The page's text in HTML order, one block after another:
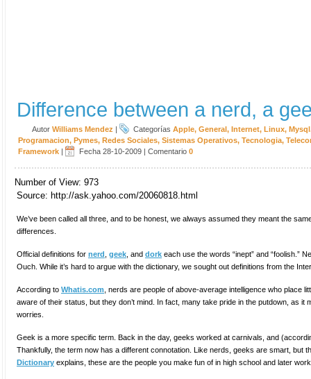
Difference between a nerd, a
Autor Williams Mendez | Categorías Apple, General, Internet, Linux, Mysql
Programacion, Pymes, Redes Sociales, Sistemas Operativos, Tecnologia,
Framework | Fecha 28-10-2009 | Comentario 0
Number of View: 973
Source: http://ask.yahoo.com/20060818.html
We’ve been called all three, and to be honest, we always assumed they meant the
differences.
Official definitions for nerd geek , and dork each use the words “inept” and “foolish.”
Ouch. While it’s hard to argue with the dictionary, we sought out definitions from the
According to Whatis.com , nerds are people of above-average intelligence who place
aware of their status, but they don’t mind. In fact, many take pride in the putdown, as it
worries.
Geek is a more specific term. Back in the day, geeks worked at carnivals, and
Thankfully, the term now has a different connotation. Like nerds, geeks are smart, but
Dictionary explains, these are the people you make fun of in high school and later